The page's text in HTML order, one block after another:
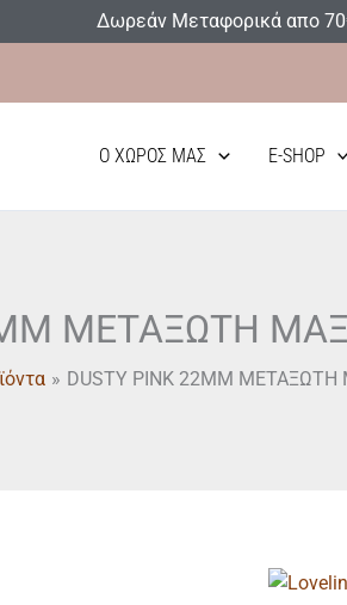
Δωρεάν Μεταφορικά απο
Ο ΧΏΡΟΣ ΜΑΣ E-SHOP
ΜΕΤΑΞΩΤΗ
DUSTY PINK 22MM